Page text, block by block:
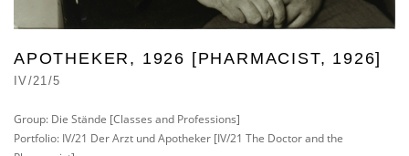
APOTHEKER, 1926 [PHARMACIST, 1926]
IV/21/5
Group: Die Stände [Classes and Professions]
Portfolio: IV/21 Der Arzt und Apotheker [IV/21 The Doctor and the